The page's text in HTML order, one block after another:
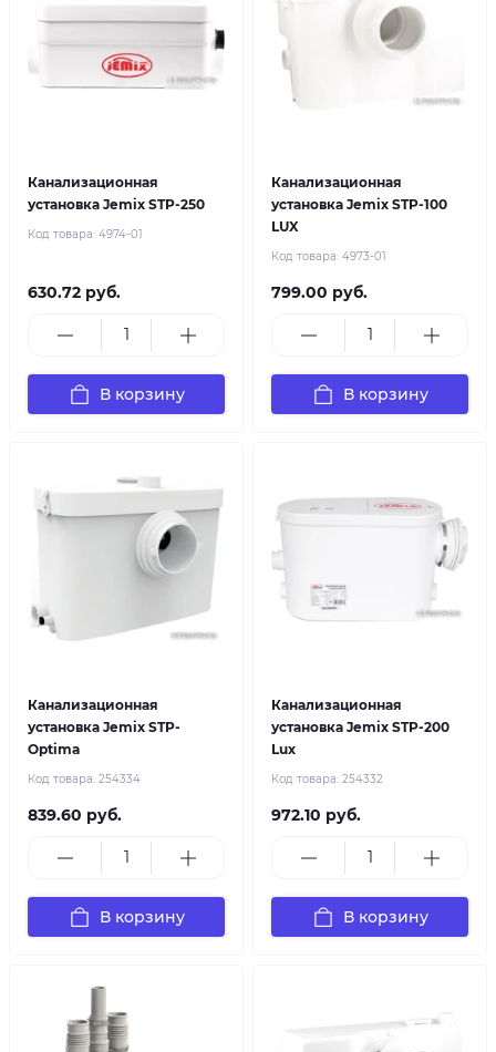
Канализационная
установка Jemix STP-250
Код товара: 4974-01
630.72 руб.
В корзину
Канализационная
установка Jemix STP-100
LUX
Код товара: 4973-01
799.00 руб.
В корзину
Канализационная
установка Jemix STP-
Optima
Код товара: 254334
839.60 руб.
В корзину
Канализационная
установка Jemix STP-200
Lux
Код товара: 254332
972.10 руб.
В корзину